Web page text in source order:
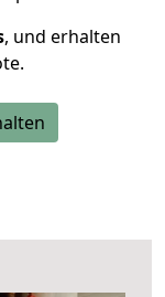
, und erhalten